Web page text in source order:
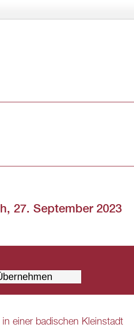
27. September 2023
einer badischen Kleinstadt